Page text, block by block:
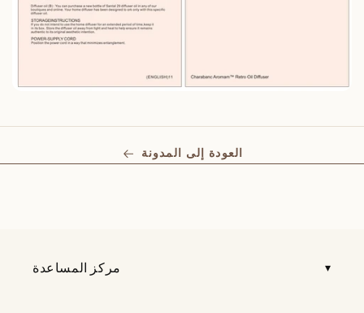
العودة إلى المدونة
مركز المساعدة